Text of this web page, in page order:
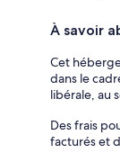
À savoir
Cet
dans le
libérale, au
Des frais
facturés et